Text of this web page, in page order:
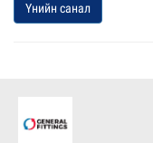
Үнийн санал